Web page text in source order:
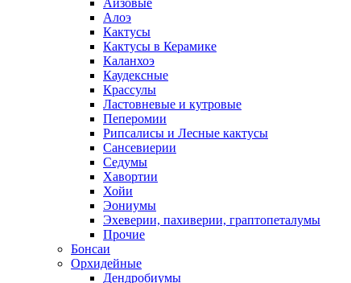
Аизовые
Алоэ
Кактусы
Кактусы в Керамике
Каланхоэ
Каудексные
Крассулы
Ластовневые и кутровые
Пеперомии
Рипсалисы и Лесные кактусы
Сансевиерии
Седумы
Хавортии
Хойи
Эониумы
Эхеверии, пахиверии, граптопеталумы
Прочие
Бонсаи
Орхидейные
Дендробиумы